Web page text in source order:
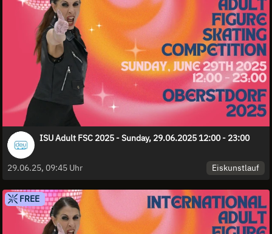
ISU Adult FSC 2025 - Sunday, 29.06.2025 12:00 - 23:00
29.06.25, 09:45 Uhr Eiskunstlauf
FREE